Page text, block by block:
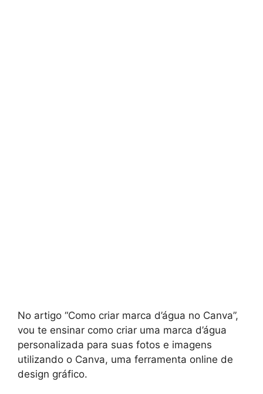
No artigo “Como criar marca d’água no Canva”,
vou te ensinar como criar uma marca d’água
personalizada para suas fotos e imagens
utilizando o Canva, uma ferramenta online de
design gráfico.